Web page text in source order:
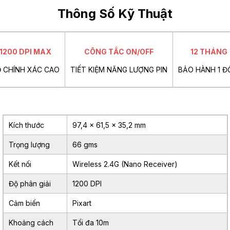
Thông Số Kỹ Thuật
DPI MAX
CHÍNH XÁC CAO
CÔNG TẮC ON/OFF
TIẾT KIỆM NĂNG LƯỢNG PIN
12 THÁNG
BẢO HÀNH 1
Kích thước 97,4 x 61,5 x 35,2 mm
Trọng lượng 66 gms
Kết nối Wireless 2.4G (Nano Receiver)
Độ phân giải 1200 DPI
Cảm biến Pixart
Khoảng cách Tối đa 10m